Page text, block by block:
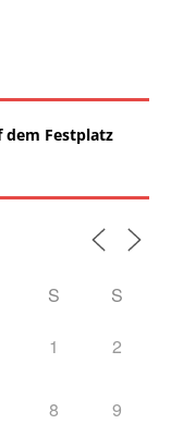
dem Festplatz
S S
1 2
8 9